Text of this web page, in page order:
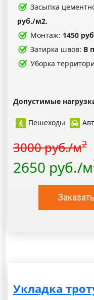
Засыпка
руб./м2.
Монтаж: 1450
Затирка швов: В
Уборка
Допустимые
Пешеходы
3000 руб./м2
2650 руб./м
Заказать
Укладка